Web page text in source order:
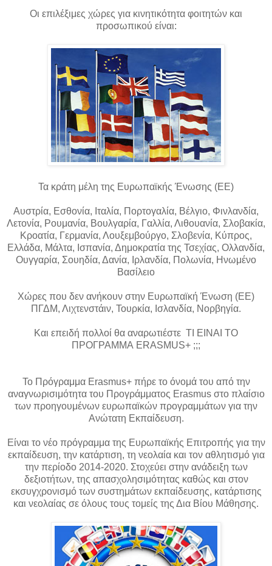
Οι επιλέξιμες χώρες για κινητικότητα φοιτητών και
προσωπικού είναι:
Τα κράτη μέλη της Ευρωπαϊκής Ένωσης (ΕΕ)
Αυστρία, Εσθονία, Ιταλία, Πορτογαλία, Βέλγιο, Φινλανδία,
Λετονία, Ρουμανία, Βουλγαρία, Γαλλία, Λιθουανία, Σλοβακία,
Κροατία, Γερμανία, Λουξεμβούργο, Σλοβενία, Κύπρος,
Ελλάδα, Μάλτα, Ισπανία, Δημοκρατία της Τσεχίας, Ολλανδία,
Ουγγαρία, Σουηδία, Δανία, Ιρλανδία, Πολωνία, Ηνωμένο
Βασίλειο
Χώρες που δεν ανήκουν στην Ευρωπαϊκή Ένωση (ΕΕ)
ΠΓΔΜ, Λιχτενστάιν, Τουρκία, Ισλανδία, Νορβηγία.
Και επειδή πολλοί θα αναρωτιέστε Τ I EINAI TO
ΠΡΟΓΡΑΜΜΑ ERASMUS+ ;;;
Το Πρόγραμμα Erasmus+ πήρε το όνομά του από την
αναγνωρισιμότητα του Προγράμματος Erasmus στο πλαίσιο
των προηγουμένων ευρωπαϊκών προγραμμάτων για την
Ανώτατη Εκπαίδευση.
Είναι το νέο πρόγραμμα της Ευρωπαϊκής Επιτροπής για την
εκπαίδευση, την κατάρτιση, τη νεολαία και τον αθλητισμό για
την περίοδο 2014-2020. Στοχεύει στην ανάδειξη των
δεξιοτήτων, της απασχολησιμότητας καθώς και στον
εκσυγχρονισμό των συστημάτων εκπαίδευσης, κατάρτισης
και νεολαίας σε όλους τους τομείς της Δια Βίου Μάθησης.